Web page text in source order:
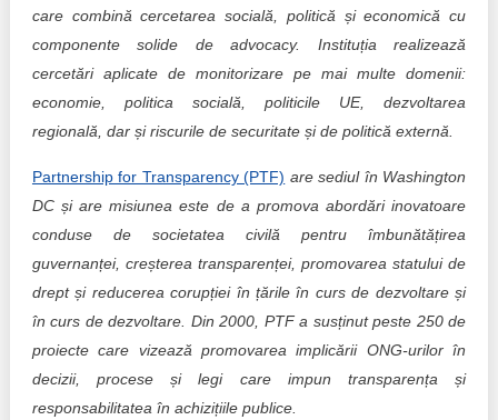
care combină cercetarea socială, politică și economică cu
componente solide de advocacy. Instituția realizează
cercetări aplicate de monitorizare pe mai multe domenii:
economie, politica socială, politicile UE, dezvoltarea
regională, dar și riscurile de securitate și de politică externă.
Partnership for Transparency (PTF) are sediul în Washington
DC și are misiunea este de a promova abordări inovatoare
conduse de societatea civilă pentru îmbunătățirea
guvernanței, creșterea transparenței, promovarea statului de
drept și reducerea corupției în țările în curs de dezvoltare și
în curs de dezvoltare. Din 2000, PTF a susținut peste 250 de
proiecte care vizează promovarea implicării ONG-urilor în
decizii, procese și legi care impun transparența și
responsabilitatea în achizițiile publice.